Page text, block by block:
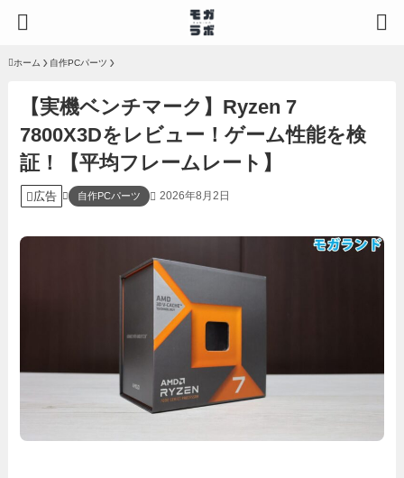
ホーム 自作PCパーツ
【実機ベンチマーク】Ryzen 7
7800X3Dをレビュー！ゲーム性能を検
証！【平均フレームレート】
広告 自作PCパーツ 2026年8月2日